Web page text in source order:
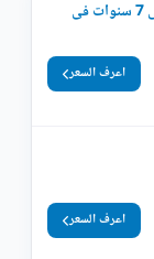
فرصة عظيمة شاليه 110 م مع اقساط على 7 سنوات فى
اعرف السعر
اعرف السعر